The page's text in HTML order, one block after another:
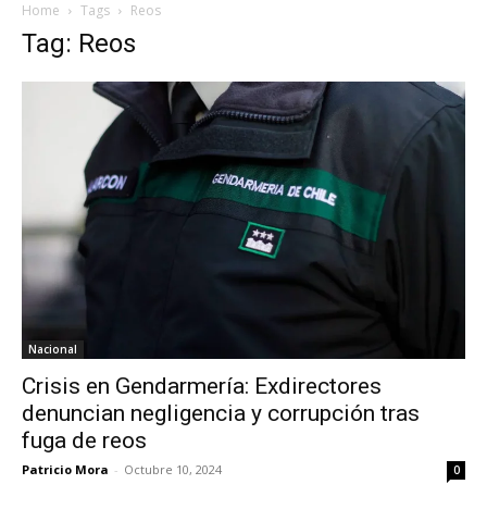
Home Tags Reos
Tag: Reos
Nacional
Crisis en Gendarmería: Exdirectores
denuncian negligencia y corrupción tras
fuga de reos
Patricio Mora - Octubre 10, 2024 0